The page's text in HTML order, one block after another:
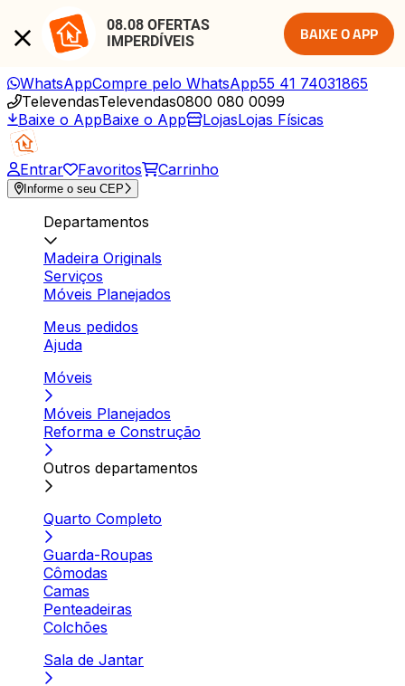
08.08 OFERTAS
IMPERDÍVEIS
BAIXE O APP
WhatsAppCompre pelo WhatsApp55 41 74031865
TelevendasTelevendas0800 080 0099
Baixe o AppBaixe o App LojasLojas Físicas
Entrar Favoritos Carrinho
Informe o seu CEP
Departamentos
Madeira Originals
Serviços
Móveis Planejados
Meus pedidos
Ajuda
Móveis
Móveis Planejados
Reforma e Construção
Outros departamentos
Quarto Completo
Guarda-Roupas
Cômodas
Camas
Penteadeiras
Colchões
Sala de Jantar